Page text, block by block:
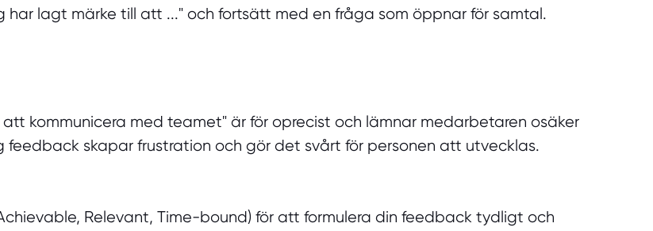
har lagt märke till att ..." och fortsätt med en fråga som öppnar för samtal.
kommunicera med teamet" är för oprecist och lämnar medarbetaren osäker
skapar frustration och gör det svårt för personen att utvecklas.
Relevant, Time-bound) för att formulera din feedback tydligt och